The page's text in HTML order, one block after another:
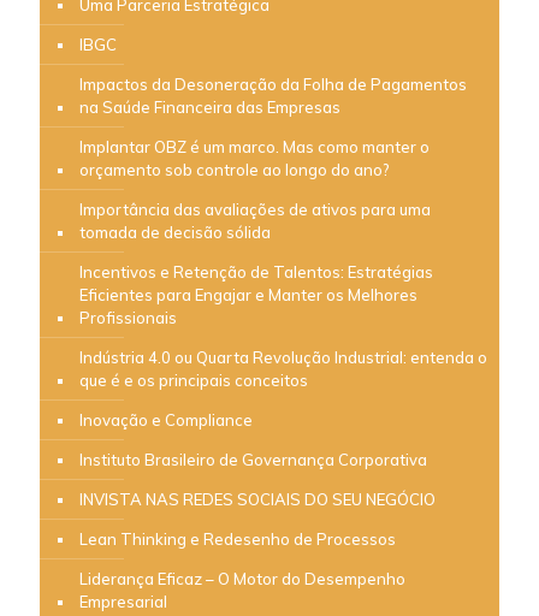
Uma Parceria Estratégica
IBGC
Impactos da Desoneração da Folha de Pagamentos
na Saúde Financeira das Empresas
Implantar OBZ é um marco. Mas como manter o
orçamento sob controle ao longo do ano?
Importância das avaliações de ativos para uma
tomada de decisão sólida
Incentivos e Retenção de Talentos: Estratégias
Eficientes para Engajar e Manter os Melhores
Profissionais
Indústria 4.0 ou Quarta Revolução Industrial: entenda o
que é e os principais conceitos
Inovação e Compliance
Instituto Brasileiro de Governança Corporativa
INVISTA NAS REDES SOCIAIS DO SEU NEGÓCIO
Lean Thinking e Redesenho de Processos
Liderança Eficaz – O Motor do Desempenho
Empresarial